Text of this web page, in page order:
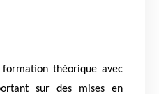
théorique avec
sur des mises en